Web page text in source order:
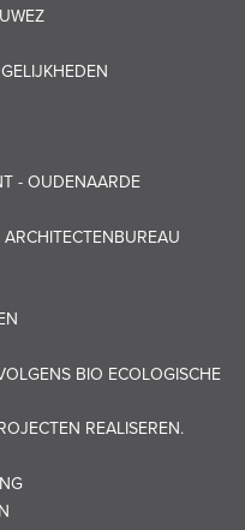
- OUDENAARDE
BIO ECOLOGISCHE
REALISEREN.